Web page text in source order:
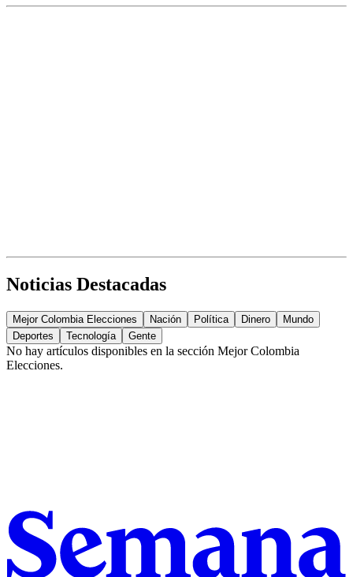
Noticias Destacadas
Mejor Colombia Elecciones Nación Política Dinero
Mundo
Deportes
Tecnología Gente
No hay artículos disponibles en la sección Mejor Colombia
Elecciones.